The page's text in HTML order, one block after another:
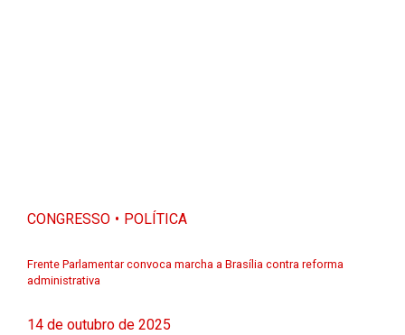
CONGRESSO POLÍTICA
Frente Parlamentar convoca marcha a Brasília contra reforma
administrativa
14 de outubro de 2025